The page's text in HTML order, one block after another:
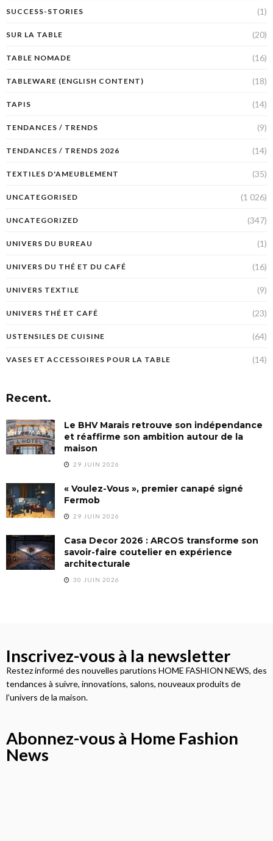
SUCCESS-STORIES (1)
SUR LA TABLE (20)
TABLE NOMADE (16)
TABLEWARE (ENGLISH CONTENT) (18)
TAPIS (14)
TENDANCES / TRENDS (9)
TENDANCES / TRENDS 2026 (14)
TEXTILES D'AMEUBLEMENT (35)
UNCATEGORISED (1 026)
UNCATEGORIZED (347)
UNIVERS DU BUREAU (1)
UNIVERS DU THÉ ET DU CAFÉ (16)
UNIVERS TEXTILE (9)
UNIVERS THÉ ET CAFÉ (23)
USTENSILES DE CUISINE (64)
VASES ET ACCESSOIRES POUR LA TABLE (14)
Recent.
Le BHV Marais retrouve son indépendance
et réaffirme son ambition autour de la
maison
29 JUIN 2026
« Voulez-Vous », premier canapé signé
Fermob
29 JUIN 2026
Casa Decor 2026 : ARCOS transforme son
savoir-faire coutelier en expérience
architecturale
30 JUIN 2026
Inscrivez-vous à la newsletter
Restez informé des nouvelles parutions HOME FASHION NEWS, des
tendances à suivre, innovations, salons, nouveaux produits de
l’univers de la maison.
Abonnez-vous à Home Fashion
News